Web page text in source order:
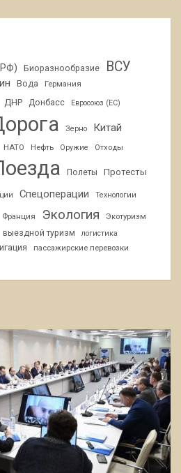
Биоразнообразие ВСУ
Вода Германия
ДНР Донбасс Евросоюз (ЕС)
Зерно Китай
НАТО Нефть Оружие Отходы
Полеты Протесты
Спецоперации Технологии
Франция Экология
Экотуризм
выездной туризм логистика
пассажирские перевозки